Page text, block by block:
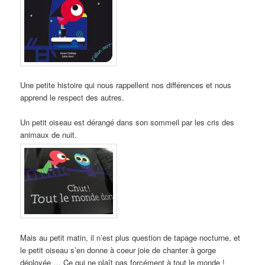
Une petite histoire qui nous rappellent nos différences et nous
apprend le respect des autres.
Un petit oiseau est dérangé dans son sommeil par les cris des
animaux de nuit.
Mais au petit matin, il n’est plus question de tapage nocturne, et
le petit oiseau s’en donne à coeur joie de chanter à gorge
déployée … Ce qui ne plaît pas forcément à tout le monde !